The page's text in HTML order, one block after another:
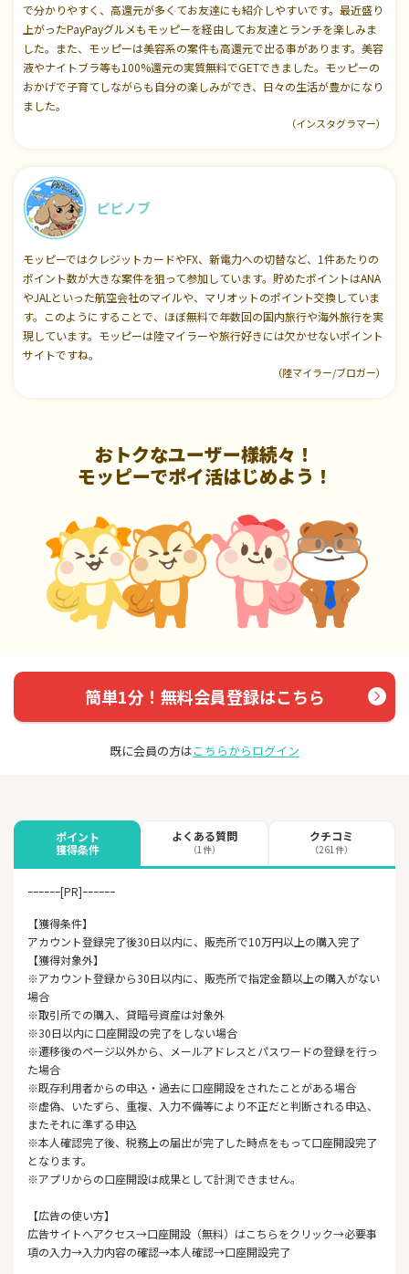
で分かりやすく、高還元が多くてお友達にも紹介しやすいです。最近盛り
上がったPayPayグルメもモッピーを経由してお友達とランチを楽しみま
した。また、モッピーは美容系の案件も高還元で出る事があります。美容
液やナイトブラ等も100%還元の実質無料でGETできました。モッピーの
おかげで子育てしながらも自分の楽しみができ、日々の生活が豊かになり
ました。
（インスタグラマー）
ピピノブ
モッピーではクレジットカードやFX、新電力への切替など、1件あたりの
ポイント数が大きな案件を狙って参加しています。貯めたポイントはANA
やJALといった航空会社のマイルや、マリオットのポイント交換していま
す。このようにすることで、ほぼ無料で年数回の国内旅行や海外旅行を実
現しています。モッピーは陸マイラーや旅行好きには欠かせないポイント
サイトですね。
（陸マイラー/ブロガー）
おトクなユーザー様続々！
モッピーでポイ活はじめよう！
簡単1分！無料会員登録はこちら
既に会員の方はこちらからログイン
ポイント
獲得条件
よくある質問
（1件）
クチコミ
（261件）
ｰｰｰｰｰｰ[PR]ｰｰｰｰｰｰ
【獲得条件】
アカウント登録完了後30日以内に、販売所で10万円以上の購入完了
【獲得対象外】
※アカウント登録から30日以内に、販売所で指定金額以上の購入がない
場合
※取引所での購入、貸暗号資産は対象外
※30日以内に口座開設の完了をしない場合
※遷移後のページ以外から、メールアドレスとパスワードの登録を行っ
た場合
※既存利用者からの申込・過去に口座開設をされたことがある場合
※虚偽、いたずら、重複、入力不備等により不正だと判断される申込、
またそれに準ずる申込
※本人確認完了後、税務上の届出が完了した時点をもって口座開設完了
となります。
※アプリからの口座開設は成果として計測できません。
【広告の使い方】
広告サイトへアクセス→口座開設（無料）はこちらをクリック→必要事
項の入力→入力内容の確認→本人確認→口座開設完了